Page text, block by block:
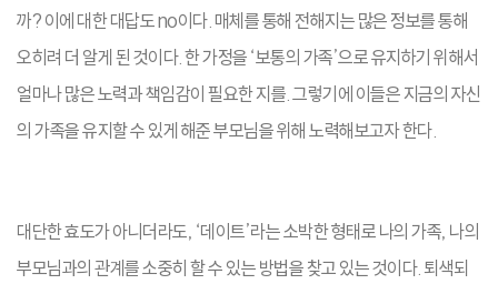
까? 이에 대한 대답도 no이다. 매체를 통해 전해지는 많은 정보를 통해
오히려 더 알게 된 것이다. 한 가정을 ‘보통의 가족’으로 유지하기 위해서
얼마나 많은 노력과 책임감이 필요한 지를. 그렇기에 이들은 지금의 자신
의 가족을 유지할 수 있게 해준 부모님을 위해 노력해보고자 한다.
대단한 효도가 아니더라도, ‘데이트’라는 소박한 형태로 나의 가족, 나의
부모님과의 관계를 소중히 할 수 있는 방법을 찾고 있는 것이다. 퇴색되